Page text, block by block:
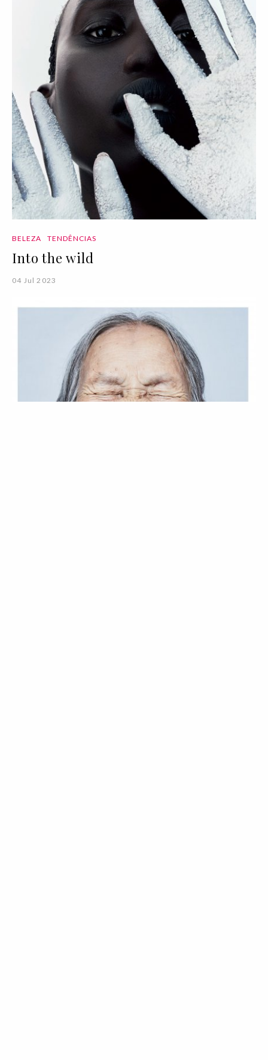
BELEZA TENDÊNCIAS
Into the wild
04 Jul 2023